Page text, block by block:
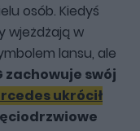
osób. Kiedyś
wjeżdżają w
lansu, ale
zachowuje swój
ukrócił